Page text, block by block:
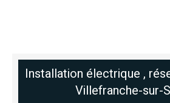
Installation électrique ,
Villefranche-sur-